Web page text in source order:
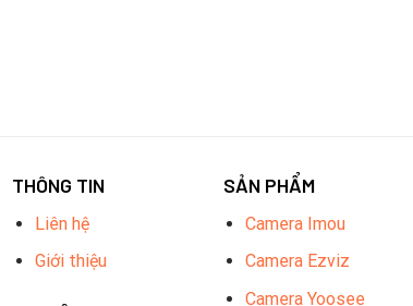
THÔNG TIN
Liên hệ
Giới thiệu
SẢN PHẨM
Camera Imou
Camera Ezviz
Camera Yoosee